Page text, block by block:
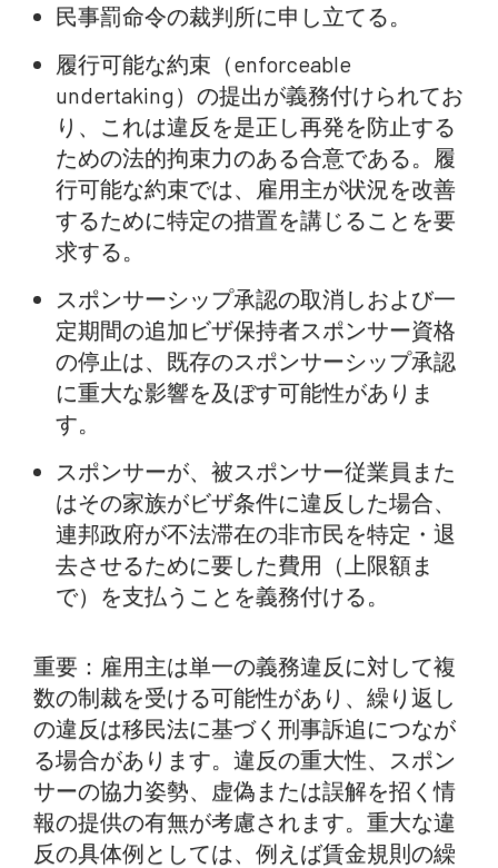
民事罰命令の裁判所に申し立てる。
履行可能な約束（enforceable
undertaking）の提出が義務付けられてお
り、これは違反を是正し再発を防止する
ための法的拘束力のある合意である。履
行可能な約束では、雇用主が状況を改善
するために特定の措置を講じることを要
求する。
スポンサーシップ承認の取消しおよび一
定期間の追加ビザ保持者スポンサー資格
の停止は、既存のスポンサーシップ承認
に重大な影響を及ぼす可能性がありま
す。
スポンサーが、被スポンサー従業員また
はその家族がビザ条件に違反した場合、
連邦政府が不法滞在の非市民を特定・退
去させるために要した費用（上限額ま
で）を支払うことを義務付ける。
重要：雇用主は単一の義務違反に対して複
数の制裁を受ける可能性があり、繰り返し
の違反は移民法に基づく刑事訴追につなが
る場合があります。違反の重大性、スポン
サーの協力姿勢、虚偽または誤解を招く情
報の提供の有無が考慮されます。重大な違
反の具体例としては、例えば賃金規則の繰